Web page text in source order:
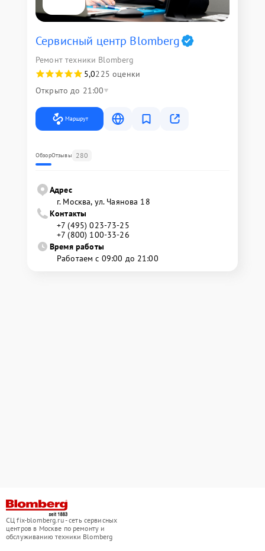
Сервисный центр Blomberg
Ремонт техники Blomberg
5,0225 оценки
Открыто до 21:00
Маршрут
ОбзорОтзывы 280
Адрес
г. Москва, ул. Чаянова 18
Контакты
+7 (495) 023-73-25
+7 (800) 100-33-26
Время работы
Работаем с 09:00 до 21:00
СЦ fix-blomberg.ru - сеть сервисных
центров в Москве по ремонту и
обслуживанию техники Blomberg